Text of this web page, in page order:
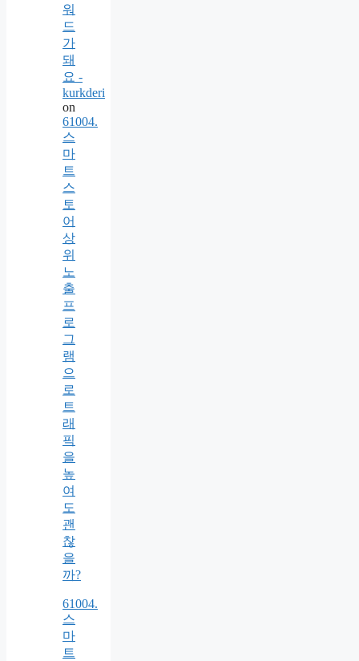
워
드
가
돼
요 -
kurkderi
on
61004.
스
마
트
스
토
어
상
위
노
출
프
로
그
램
으
로
트
래
픽
을
높
여
도
괜
찮
을
까?
61004.
스
마
트